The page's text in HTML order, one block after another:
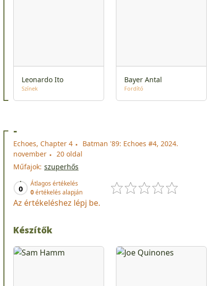
Leonardo Ito
Színek
Bayer Antal
Fordító
-
Echoes, Chapter 4
Batman '89: Echoes #4, 2024.
november
20 oldal
Műfajok: szuperhős
0
Átlagos értékelés
0értékelés alapján
Az értékeléshez lépj be.
Készítők